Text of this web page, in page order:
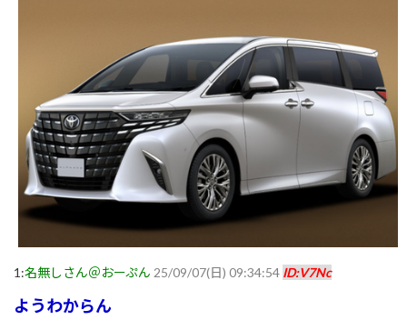
1:名無しさん＠おーぷん 25/09/07(日) 09:34:54 ID:V7Nc
ようわからん